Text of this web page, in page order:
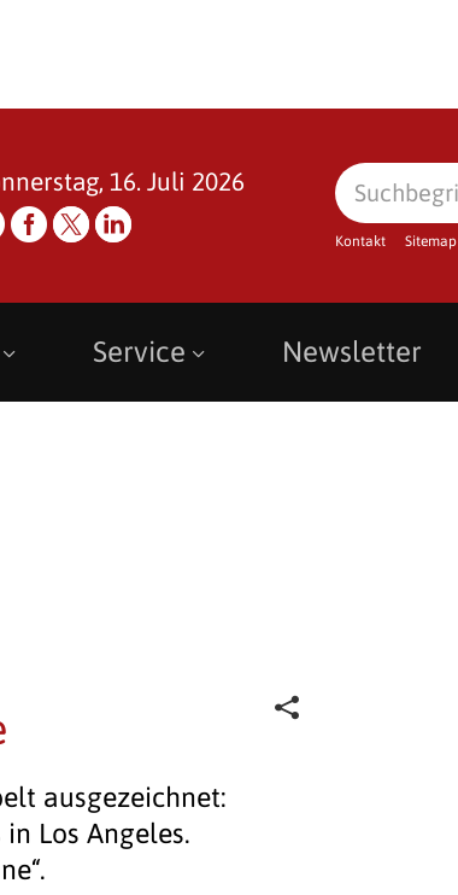
16. Juli 2026
Kontakt Sitemap
Service Newsletter
ausgezeichnet:
Los Angeles.